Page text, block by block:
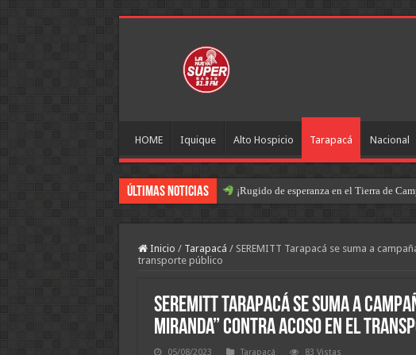
HOME Iquique Alto Hospicio Tarapacá Nacional
Últimas Noticias ¡Rugido de esperanza en el Tierra de
Inicio / Tarapacá / SEREMITT Tarapacá se suma a
transporte público
SEREMITT Tarapacá se suma a
miranda” contra acoso en el
05/08/2023 Tarapacá 83 Vistas